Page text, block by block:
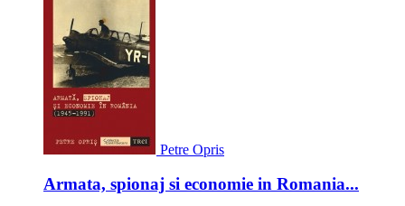
Petre Opris
Armata, spionaj si economie in Romania...